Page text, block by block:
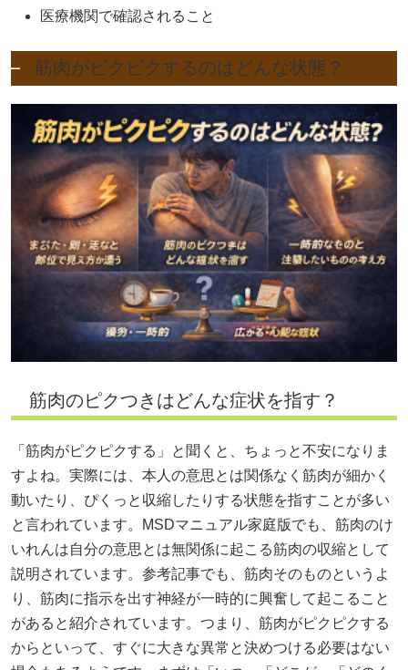
医療機関で確認されること
筋肉がピクピクするのはどんな状態？
筋肉のピクつきはどんな症状を指す？
「筋肉がピクピクする」と聞くと、ちょっと不安になりま
すよね。実際には、本人の意思とは関係なく筋肉が細かく
動いたり、ぴくっと収縮したりする状態を指すことが多い
と言われています。MSDマニュアル家庭版でも、筋肉のけ
いれんは自分の意思とは無関係に起こる筋肉の収縮として
説明されています。参考記事でも、筋肉そのものというよ
り、筋肉に指示を出す神経が一時的に興奮して起こること
があると紹介されています。つまり、筋肉がピクピクする
からといって、すぐに大きな異常と決めつける必要はない